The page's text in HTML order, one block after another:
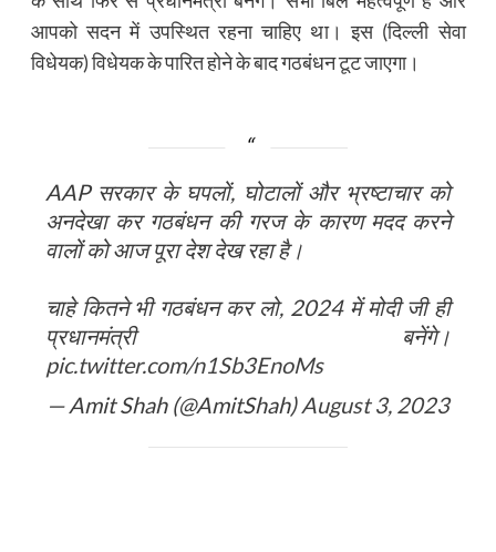
आपको सदन में उपस्थित रहना चाहिए था। इस (दिल्ली सेवा
विधेयक) विधेयक के पारित होने के बाद गठबंधन टूट जाएगा।
AAP सरकार के घपलों, घोटालों और भ्रष्टाचार को
अनदेखा कर गठबंधन की गरज के कारण मदद करने
वालों को आज पूरा देश देख रहा है।
चाहे कितने भी गठबंधन कर लो, 2024 में मोदी जी ही
प्रधानमंत्री बनेंगे।
pic.twitter.com/n1Sb3EnoMs
— Amit Shah (@AmitShah)August 3, 2023